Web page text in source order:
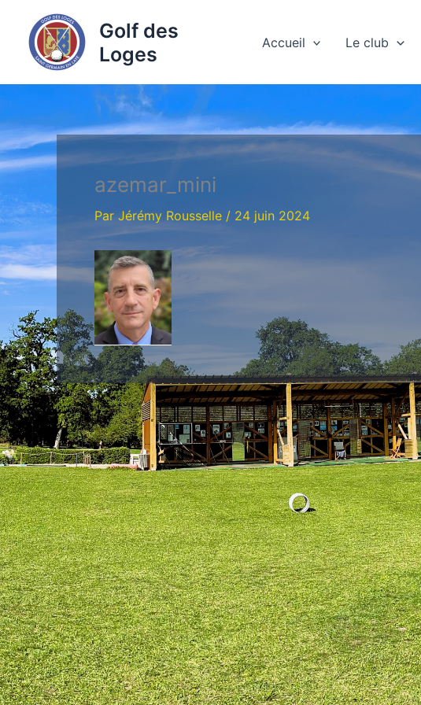
contenu
Golf des
Loges
Accueil Le club
azemar_mini
Par Jérémy Rousselle / 24 juin 2024